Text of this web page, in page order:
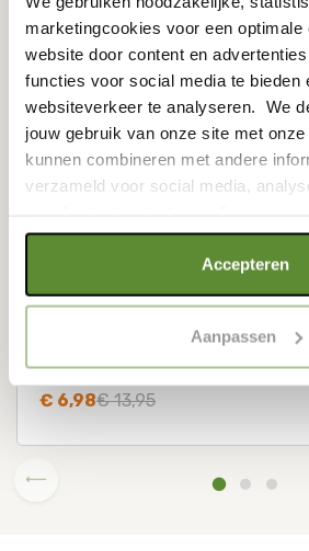
marketingcookies voor een optimale
website door content en
functies voor social media te bieden
websiteverkeer te analyseren. We
jouw gebruik van onze site met
kunnen combineren met andere
verzameld voor social media,
Als je op "Alle cookies accepteren"
met een optimaal gebruik van de
"selectie toestaan" of "alleen
wel gevolgen kan hebben voor de
van de website. Voor meer inzage
op "Cookie instellingen". Lees voor
onzeCookie Policy.
Accepteren
Aanpassen
Snoozebaby - Geboortekaart
€ 6,98€ 13,95